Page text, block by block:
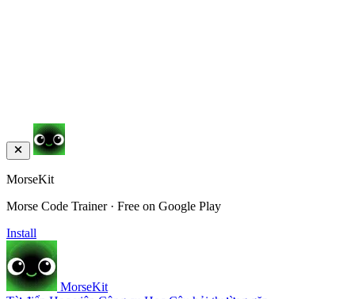
MorseKit
Morse Code Trainer · Free on Google Play
Install
MorseKit